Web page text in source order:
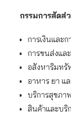
กรรมการสัดส่
การเงินและ
การขนส่งแล
อสังหาริมทรั
อาหาร ยา
บริการสุขภา
สินค้าและบริ